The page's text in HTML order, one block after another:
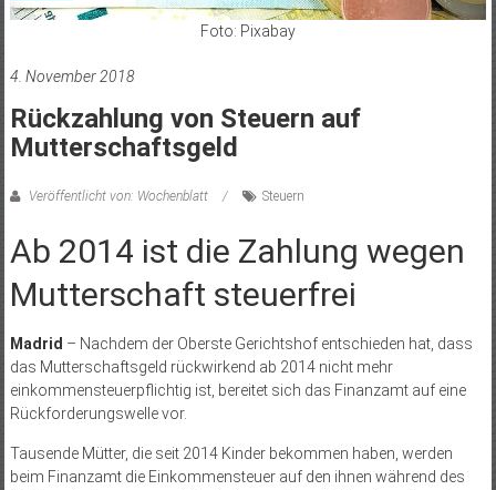
Foto: Pixabay
4. November 2018
Rückzahlung von Steuern auf
Mutterschaftsgeld
Veröffentlicht von: Wochenblatt Steuern
Ab 2014 ist die Zahlung wegen
Mutterschaft steuerfrei
Madrid – Nachdem der Oberste Gerichtshof entschieden hat, dass
das Mutterschaftsgeld rückwirkend ab 2014 nicht mehr
einkommensteuerpflichtig ist, bereitet sich das Finanzamt auf eine
Rückforderungswelle vor.
Tausende Mütter, die seit 2014 Kinder bekommen haben, werden
beim Finanzamt die Einkommensteuer auf den ihnen während des